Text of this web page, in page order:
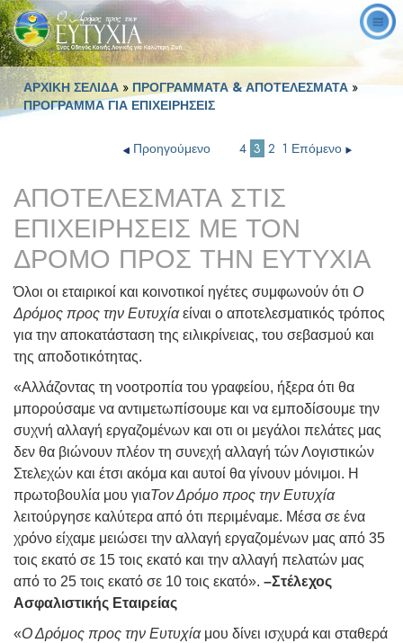
ΑΡΧΙΚΗ ΣΕΛΙΔΑ » ΠΡΟΓΡΑΜΜΑΤΑ & ΑΠΟΤΕΛΕΣΜΑΤΑ »
ΠΡΟΓΡΑΜΜΑ ΓΙΑ ΕΠΙΧΕΙΡΗΣΕΙΣ
Επόμενο
1
2
3
4
Προηγούμενο
ΑΠΟΤΕΛΕΣΜΑΤΑ ΣΤΙΣ
ΕΠΙΧΕΙΡΗΣΕΙΣ ΜΕ ΤΟΝ
ΔΡΟΜΟ ΠΡΟΣ ΤΗΝ ΕΥΤΥΧΙΑ
Όλοι οι εταιρικοί και κοινοτικοί ηγέτες συμφωνούν ότι Ο
Δρόμος προς την Ευτυχίαείναι ο αποτελεσματικός τρόπος
για την αποκατάσταση της ειλικρίνειας, του σεβασμού και
της αποδοτικότητας.
«Αλλάζοντας τη νοοτροπία του γραφείου, ήξερα ότι θα
μπορούσαμε να αντιμετωπίσουμε και να εμποδίσουμε την
συχνή αλλαγή εργαζομένων και οτι οι μεγάλοι πελάτες μας
δεν θα βιώνουν πλέον τη συνεχή αλλαγή τών Λογιστικών
Στελεχών και έτσι ακόμα και αυτοί θα γίνουν μόνιμοι. Η
πρωτοβουλία μου γιαΤον Δρόμο προς την Ευτυχία
λειτούργησε καλύτερα από ότι περιμέναμε. Μέσα σε ένα
χρόνο είχαμε μειώσει την αλλαγή εργαζομένων μας από 35
τοις εκατό σε 15 τοις εκατό και την αλλαγή πελατών μας
από το 25 τοις εκατό σε 10 τοις εκατό». –Στέλεχος
Ασφαλιστικής Εταιρείας
«Ο Δρόμος προς την Ευτυχίαμου δίνει ισχυρά και σταθερά